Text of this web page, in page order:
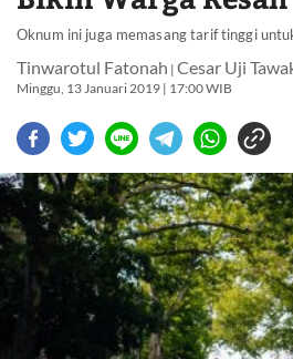
Oknum ini juga memasang tarif tinggi
Tinwarotul Fatonah | Cesar Uji
Minggu, 13 Januari 2019 | 17:00 WIB